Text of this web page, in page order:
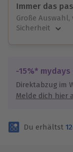
Immer das
Große
Sicherheit
Jeder
Maximale
3 Jahre
-15%*
Direktabzug im
Melde dich hier
Du erhältst